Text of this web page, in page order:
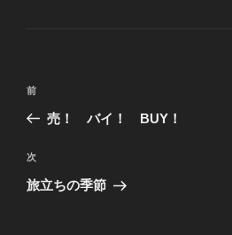
投
ビ
ゲ
前
の
稿
前
売！ バイ！ BUY！
次
の
次
旅立ちの季節